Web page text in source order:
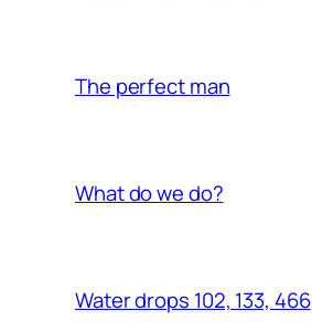
The perfect man
What do we do?
Water drops 102, 133, 466